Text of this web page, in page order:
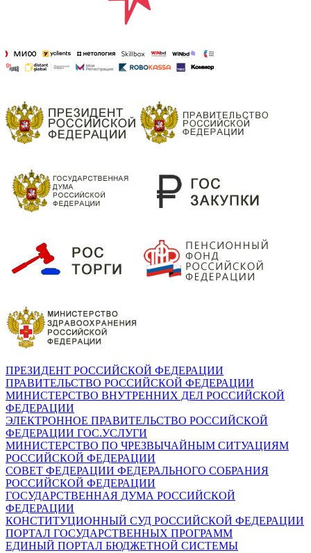
ПРЕЗИДЕНТ РОССИЙСКОЙ ФЕДЕРАЦИИ
ПРАВИТЕЛЬСТВО РОССИЙСКОЙ ФЕДЕРАЦИИ
МИНИСТЕРСТВО ВНУТРЕННИХ ДЕЛ РОССИЙСКОЙ
ФЕДЕРАЦИИ
ЭЛЕКТРОННОЕ ПРАВИТЕЛЬСТВО РОССИЙСКОЙ
ФЕДЕРАЦИИ ГОС.УСЛУГИ
МИНИСТЕРСТВО ПО ЧРЕЗВЫЧАЙНЫМ СИТУАЦИЯМ
РОССИЙСКОЙ ФЕДЕРАЦИИ
СОВЕТ ФЕДЕРАЦИИ ФЕДЕРАЛЬНОГО СОБРАНИЯ
РОССИЙСКОЙ ФЕДЕРАЦИИ
ГОСУДАРСТВЕННАЯ ДУМА РОССИЙСКОЙ
ФЕДЕРАЦИИ
КОНСТИТУЦИОННЫЙ СУД РОССИЙСКОЙ ФЕДЕРАЦИИ
ПОРТАЛ ГОСУДАРСТВЕННЫХ ПРОГРАММ
ЕДИНЫЙ ПОРТАЛ БЮДЖЕТНОЙ СИСТЕМЫ